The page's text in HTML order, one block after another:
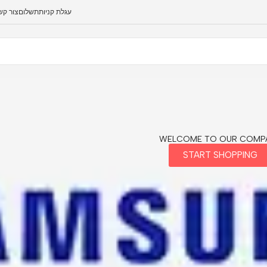
עגלת קניותתשלוםצור
WELCOME TO OUR
START SHOPPING